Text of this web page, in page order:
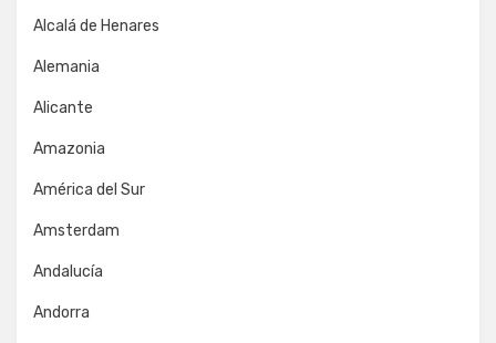
Alcalá de Henares
Alemania
Alicante
Amazonia
América del Sur
Amsterdam
Andalucía
Andorra